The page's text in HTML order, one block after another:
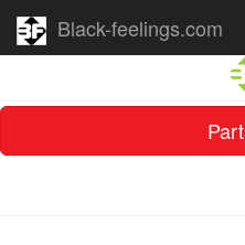
Black-feelings.com